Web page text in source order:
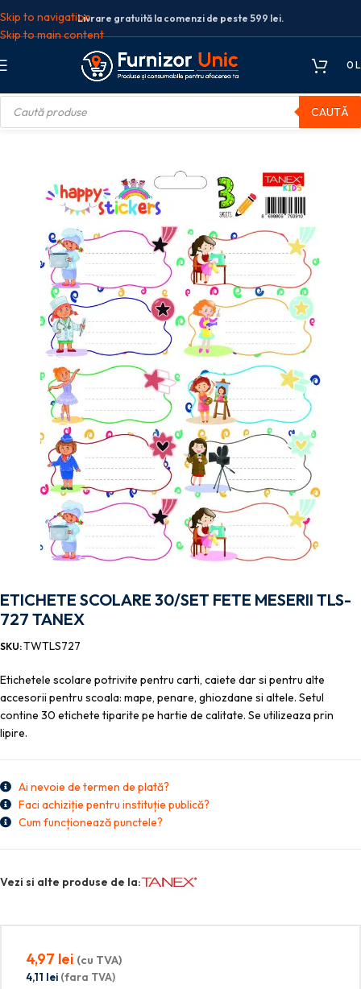
Skip to navigation
Skip to main content
Livrare gratuită la comenzi de peste 599 lei.
0
CAUTĂ
scolare
ETICHETE SCOLARE 30/SET FETE MESERII TLS-
727 TANEX
SKU:TWTLS727
Etichetele scolare potrivite pentru carti, caiete dar si pentru alte
accesorii pentru scoala: mape, penare, ghiozdane si altele. Setul
contine 30 etichete tiparite pe hartie de calitate. Se utilizeaza prin
lipire.
Ai nevoie de termen de plată?
Faci achiziție pentru instituție publică?
Cum funcționează punctele?
Vezi si alte produse de la:
4,97 lei (cu TVA)
4,11 lei (fara TVA)